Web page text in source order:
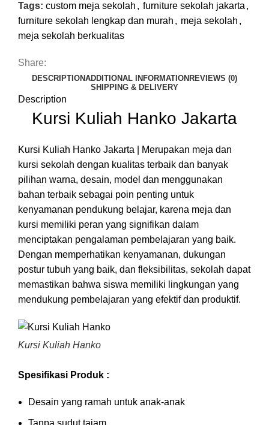
Tags: custom meja sekolah , furniture sekolah jakarta ,
furniture sekolah lengkap dan murah , meja sekolah ,
meja sekolah berkualitas
Share:
DESCRIPTIONADDITIONAL INFORMATION REVIEWS (0)
SHIPPING & DELIVERY
Description
Kursi Kuliah Hanko Jakarta
Kursi Kuliah Hanko Jakarta | Merupakan meja dan
kursi sekolah dengan kualitas terbaik dan banyak
pilihan warna, desain, model dan menggunakan
bahan terbaik sebagai poin penting untuk
kenyamanan pendukung belajar, karena meja dan
kursi memiliki peran yang signifikan dalam
menciptakan pengalaman pembelajaran yang baik.
Dengan memperhatikan kenyamanan, dukungan
postur tubuh yang baik, dan fleksibilitas, sekolah dapat
memastikan bahwa siswa memiliki lingkungan yang
mendukung pembelajaran yang efektif dan produktif.
Kursi Kuliah Hanko
Spesifikasi Produk :
Desain yang ramah untuk anak-anak
Tanpa sudut tajam